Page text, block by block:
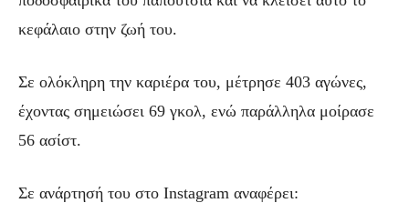
κεφάλαιο στην ζωή του.
Σε ολόκληρη την καριέρα του, μέτρησε 403 αγώνες,
έχοντας σημειώσει 69 γκολ, ενώ παράλληλα μοίρασε
56 ασίστ.
Σε ανάρτησή του στο Instagram αναφέρει: